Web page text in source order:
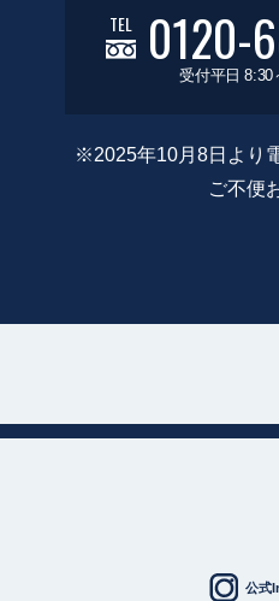
TEL 0120-
受付平日 8:30
※2025年10月8日より
ご不便
公式